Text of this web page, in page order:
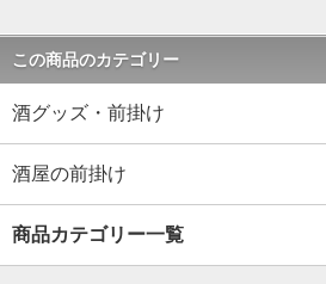
この商品のカテゴリー
酒グッズ・前掛け
酒屋の前掛け
商品カテゴリー一覧